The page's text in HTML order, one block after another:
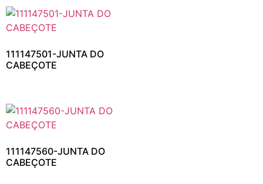
111147501-JUNTA DO
CABEÇOTE
111147560-JUNTA DO
CABEÇOTE